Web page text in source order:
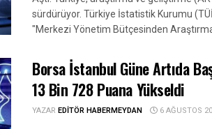
sürdürüyor. Türkiye İstatistik Kurumu
"Merkezi Yönetim Bütçesinden
Borsa İstanbul Güne Artıda
13 Bin 728 Puana Yükseldi
YAZAR EDITÖR HABERMEYDAN 6 AĞUSTOS